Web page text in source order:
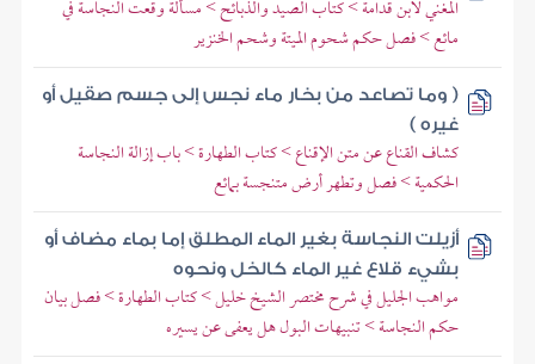
المغني لابن قدامة > كتاب الصيد والذبائح > مسألة وقعت النجاسة في
مائع > فصل حكم شحوم الميتة وشحم الخنزير
( وما تصاعد من بخار ماء نجس إلى جسم صقيل أو
غيره )
كشاف القناع عن متن الإقناع > كتاب الطهارة > باب إزالة النجاسة
الحكمية > فصل وتطهر أرض متنجسة بمائع
أزيلت النجاسة بغير الماء المطلق إما بماء مضاف أو
بشيء قلاع غير الماء كالخل ونحوه
مواهب الجليل في شرح مختصر الشيخ خليل > كتاب الطهارة > فصل بيان
حكم النجاسة > تنبيهات البول هل يعفى عن يسيره